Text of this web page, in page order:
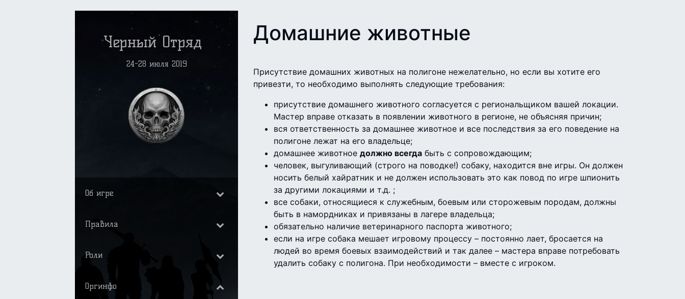
Черный Отряд
24-28 июля 2019
Об игре
Правила
Роли
Оргинфо
Домашние животные
Присутствие домашних животных на полигоне нежелательно, но если вы хотите его
привезти, то необходимо выполнять следующие требования:
присутствие домашнего животного согласуется с региональщиком вашей локации.
Мастер вправе отказать в появлении животного в регионе, не объясняя причин;
вся ответственность за домашнее животное и все последствия за его поведение на
полигоне лежат на его владельце;
домашнее животное должно всегда быть с сопровождающим;
человек, выгуливающий (строго на поводке!) собаку, находится вне игры. Он должен
носить белый хайратник и не должен использовать это как повод по игре шпионить
за другими локациями и т.д. ;
все собаки, относящиеся к служебным, боевым или сторожевым породам, должны
быть в намордниках и привязаны в лагере владельца;
обязательно наличие ветеринарного паспорта животного;
если на игре собака мешает игровому процессу – постоянно лает, бросается на
людей во время боевых взаимодействий и так далее – мастера вправе потребовать
удалить собаку с полигона. При необходимости – вместе с игроком.